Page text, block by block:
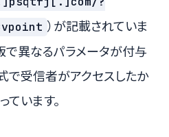
）が記載されていま
で異なるパラメータが付与
で受信者がアクセスしたか
います。